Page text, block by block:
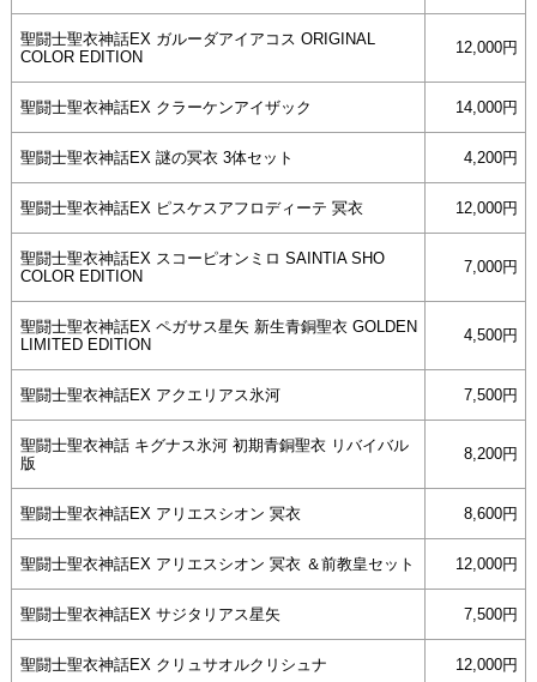
聖闘士聖衣神話EX ガルーダアイアコス ORIGINAL
COLOR EDITION
12,000円
聖闘士聖衣神話EX クラーケンアイザック 14,000円
聖闘士聖衣神話EX 謎の冥衣 3体セット 4,200円
聖闘士聖衣神話EX ピスケスアフロディーテ 冥衣 12,000円
聖闘士聖衣神話EX スコーピオンミロ SAINTIA SHO
COLOR EDITION
7,000円
聖闘士聖衣神話EX ペガサス星矢 新生青銅聖衣 GOLDEN
LIMITED EDITION
4,500円
聖闘士聖衣神話EX アクエリアス氷河 7,500円
聖闘士聖衣神話 キグナス氷河 初期青銅聖衣 リバイバル
版
8,200円
聖闘士聖衣神話EX アリエスシオン 冥衣 8,600円
聖闘士聖衣神話EX アリエスシオン 冥衣 ＆前教皇セット 12,000円
聖闘士聖衣神話EX サジタリアス星矢 7,500円
聖闘士聖衣神話EX クリュサオルクリシュナ 12,000円